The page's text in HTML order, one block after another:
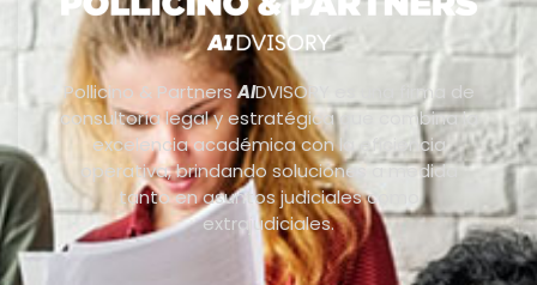
Pollicino & PartnersAIDVISORY es una firma de
consultoría legal y estratégica que combina la
excelencia académica con la eficiencia
operativa, brindando soluciones a medida
tanto en asuntos judiciales como
extrajudiciales.